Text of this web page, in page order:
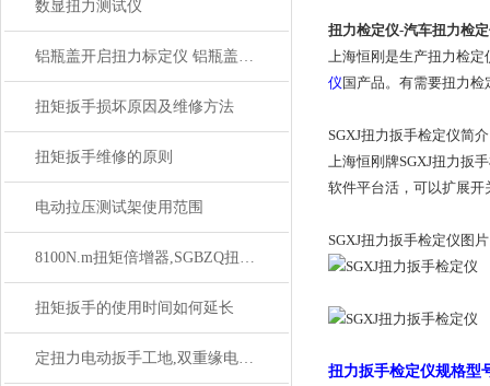
数显扭力测试仪
铝瓶盖开启扭力标定仪 铝瓶盖数显扭力测试仪 电子扭矩测试仪
扭矩扳手损坏原因及维修方法
扭矩扳手维修的原则
电动拉压测试架使用范围
8100N.m扭矩倍增器,SGBZQ扭矩扳手倍增器传动比1：25
扭矩扳手的使用时间如何延长
定扭力电动扳手工地,双重缘电动定扭力扳手SGDD
扭力检定仪-汽车扭力检
上海恒刚是生产扭力检
仪 国产品。有需要扭力
SGXJ扭力扳手检定仪简
上海恒刚牌SGXJ扭力扳
软件平台活，可以扩展
SGXJ扭力扳手检定仪图片
扭力扳手检定仪规格型